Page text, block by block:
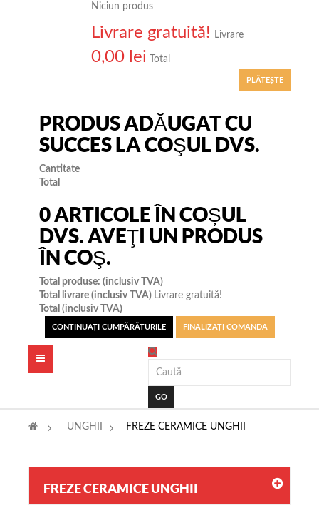
Niciun produs
Livrare gratuită! Livrare
0,00 lei Total
PLĂTEŞTE
PRODUS ADĂUGAT CU
SUCCES LA COŞUL DVS.
Cantitate
Total
0ARTICOLE ÎN COȘUL
DVS.AVEŢI UN PRODUS
ÎN COŞ.
Total produse: (inclusiv TVA)
Total livrare (inclusiv TVA) Livrare gratuită!
Total (inclusiv TVA)
CONTINUAŢI CUMPĂRĂTURILE FINALIZAȚI COMANDA
GO
Toggle
navigation
> UNGHII > FREZE CERAMICE UNGHII
FREZE CERAMICE UNGHII